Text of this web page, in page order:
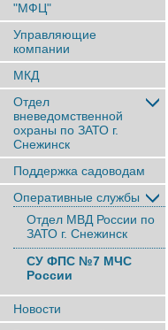
"МФЦ"
Управляющие
компании
МКД
Отдел
вневедомственной
охраны по ЗАТО г.
Снежинск
Поддержка садоводам
Оперативные службы
Отдел МВД России по
ЗАТО г. Снежинск
СУ ФПС №7 МЧС
России
Новости